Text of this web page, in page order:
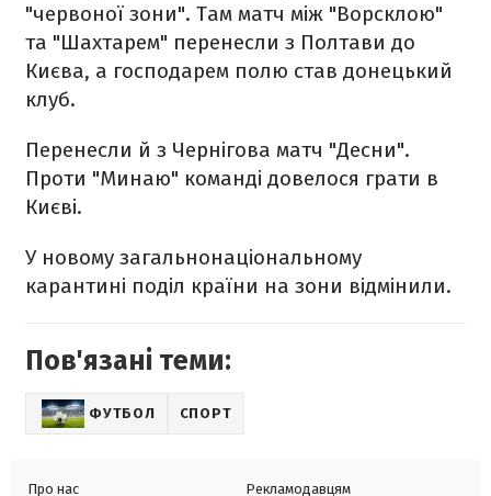
"червоної зони". Там матч між "Ворсклою"
та "Шахтарем" перенесли з Полтави до
Києва, а господарем полю став донецький
клуб.
Перенесли й з Чернігова матч "Десни".
Проти "Минаю" команді довелося грати в
Києві.
У новому загальнонаціональному
карантині поділ країни на зони відмінили.
Пов'язані теми:
ФУТБОЛ СПОРТ
Про нас
Рекламодавцям